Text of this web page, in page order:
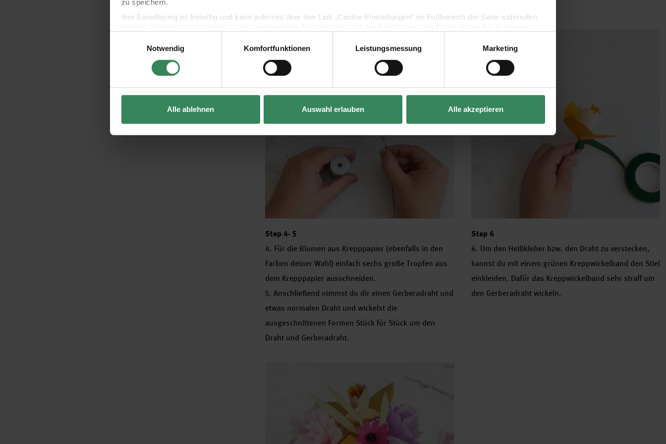
zu speichern.
Ihre Einwilligung ist freiwillig und kann jederzeit über den Link „Cookie-Einstellungen“ im Fußbereich der Seite widerrufen
Impressum
Datenschutz Vertrag widerrufen
Notwendig
Komfortfunktionen Leistungsmessung Marketing
Alle ablehnen Auswahl erlauben Alle akzeptieren
Step 4- 5
4. Für die Blumen aus Krepppapier (ebenfalls in den
Farben deiner Wahl) einfach sechs große Tropfen aus
dem Krepppapier ausschneiden.
5. Anschließend nimmst du dir einen Gerberadraht und
etwas normalen Draht und wickelst die
ausgeschnittenen Formen Stück für Stück um den
Draht und Gerberadraht.
Step 6
6. Um den Heißkleber bzw. den Draht zu verstecken,
kannst du mit einem grünen Kreppwickelband den Stiel
einkleiden. Dafür das Kreppwickelband sehr straff um
den Gerberadraht wickeln.